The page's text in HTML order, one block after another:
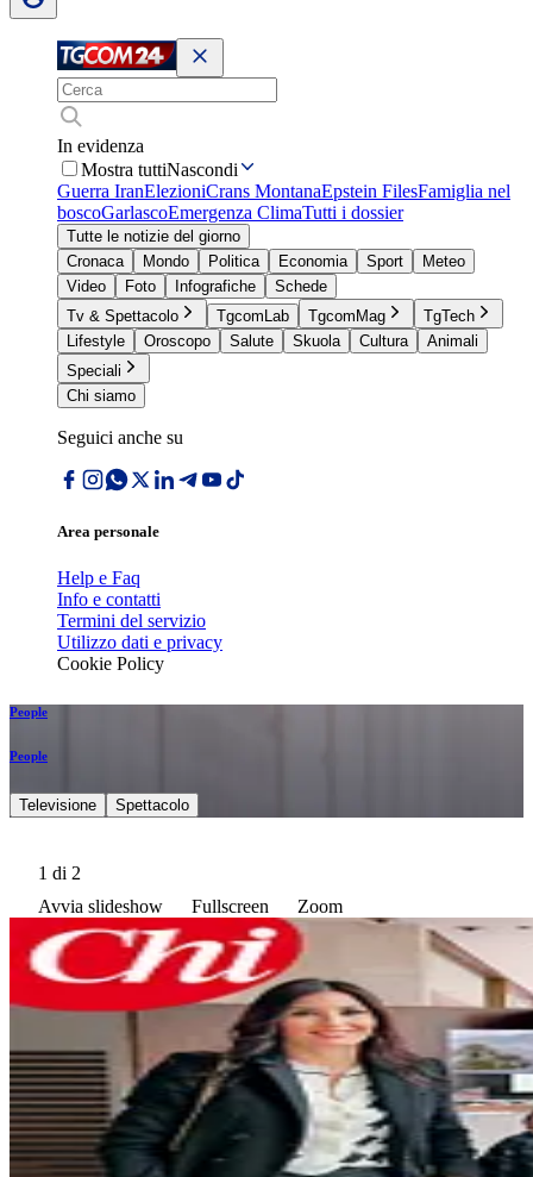
In evidenza
Mostra tuttiNascondi
Guerra IranElezioniCrans MontanaEpstein FilesFamiglia nel
boscoGarlascoEmergenza ClimaTutti i dossier
Tutte le notizie del giorno
Cronaca
Mondo Politica Economia Sport
Meteo
Video
Foto Infografiche
Schede
Tv & Spettacolo
TgcomLab TgcomMag
TgTech
Lifestyle
Oroscopo Salute Skuola Cultura
Animali
Speciali
Chi siamo
Seguici anche su
Area personale
Help e Faq
Info e contatti
Termini del servizio
Utilizzo dati e privacy
Cookie Policy
People
People
Televisione Spettacolo
1 di 2
Avvia slideshow
Fullscreen Zoom